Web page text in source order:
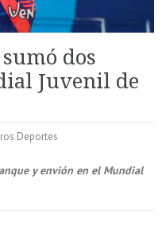
dos
Juvenil de
Deportes
y envión en el Mundial